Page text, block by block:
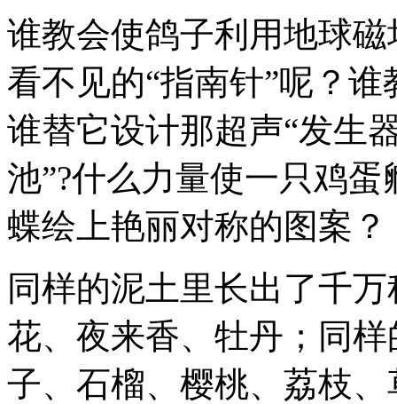
谁教会使鸽子利用地球
看不见的“指南针”呢？
谁替它设计那超声“发生
池”?什么力量使一只鸡
蝶绘上艳丽对称的图案？
同样的泥土里长出了千
花、夜来香、牡丹；同
子、石榴、樱桃、荔枝